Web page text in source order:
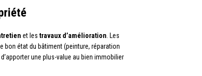
et les travaux d’amélioration . Les
bon état du bâtiment (peinture, réparation
une plus-value au bien immobilier